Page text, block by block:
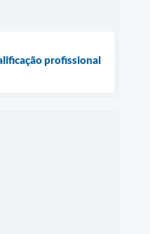
profissional